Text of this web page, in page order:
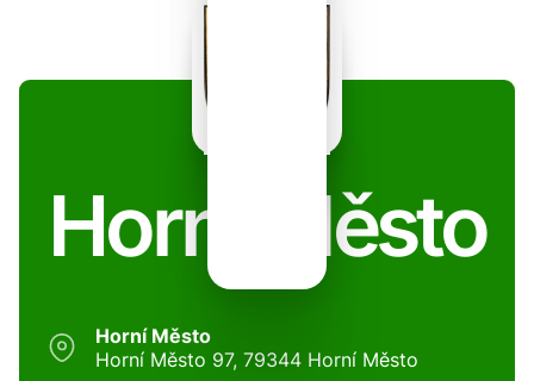
Horní Město
Horní Město
Horní Město 97, 79344 Horní Město